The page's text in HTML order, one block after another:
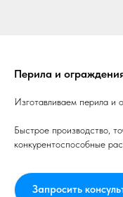
Перила и
Изготавливаем перила и
Быстрое производство,
конкурентоспособные
Запросить